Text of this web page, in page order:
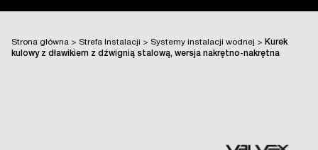
Strona główna > Strefa Instalacji > Systemy instalacji wodnej > Kurek
kulowy z dławikiem z dźwignią stalową, wersja nakrętno-nakrętna